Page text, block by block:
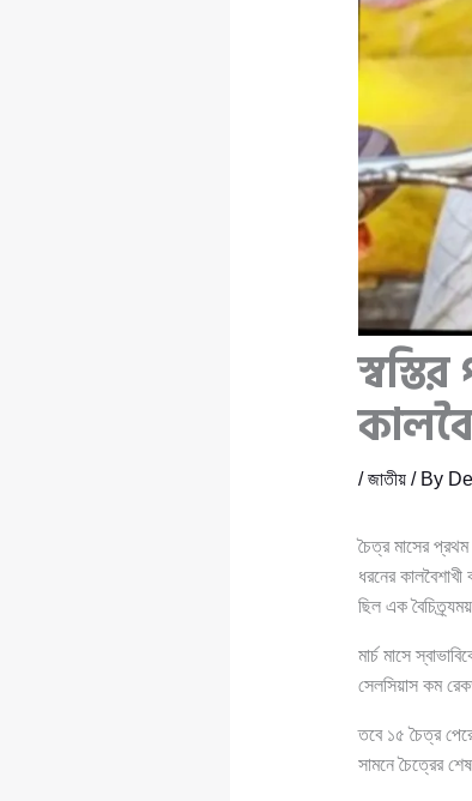
/জাতীয়/ By
চৈত্র মাসের
ধরনের
ছিল এক
মার্চ মাসে
সেলসিয়াস কম
তবে ১৫ চৈত্র
সামনে চৈত্রের